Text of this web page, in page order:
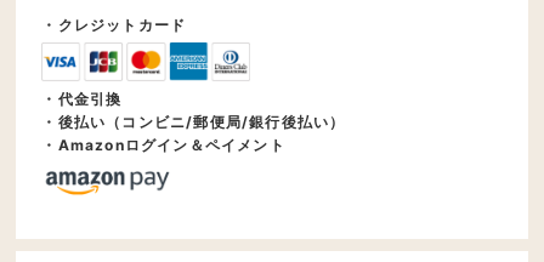
・クレジットカード
・代金引換
・後払い（コンビニ/郵便局/銀行後払い）
・Amazonログイン＆ペイメント